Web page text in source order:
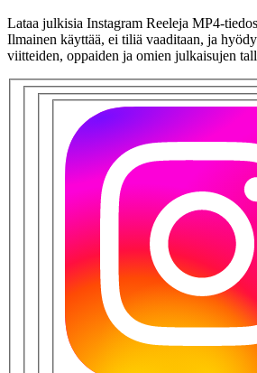
Lataa julkisia Instagram Reeleja MP4-
Ilmainen käyttää, ei tiliä vaaditaan, ja
viitteiden, oppaiden ja omien julkaisujen